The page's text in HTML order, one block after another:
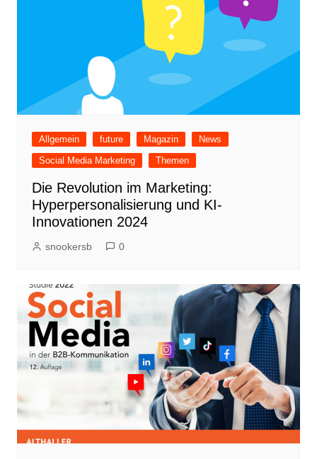
Allgemein future Magazin
News
Social Media Marketing
Themen
Die Revolution im Marketing:
Hyperpersonalisierung und KI-
Innovationen 2024
snookersb 0